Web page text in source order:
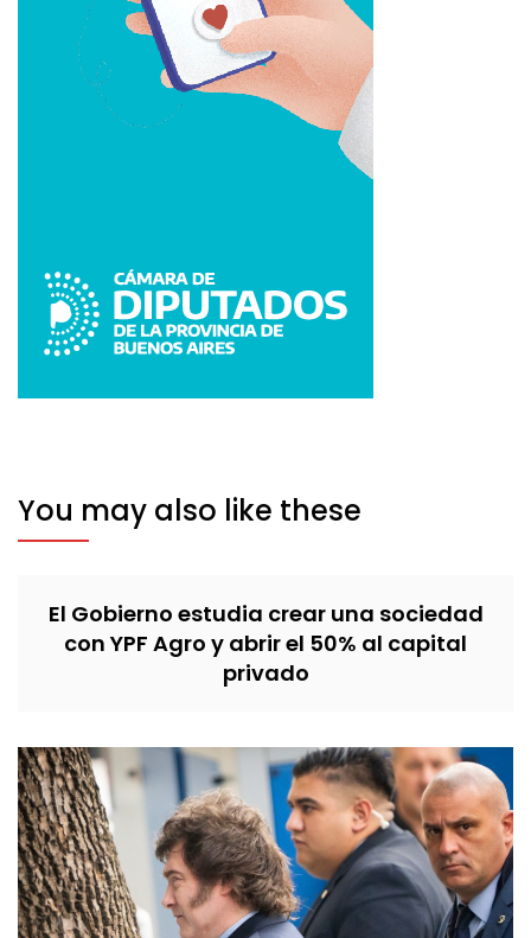
You may also like these
El Gobierno estudia crear una sociedad
con YPF Agro y abrir el 50% al capital
privado